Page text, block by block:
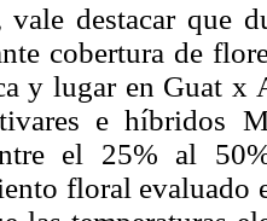
vale destacar que
cobertura de
y lugar en Guat
e híbridos
el 25% al
floral eva­luado